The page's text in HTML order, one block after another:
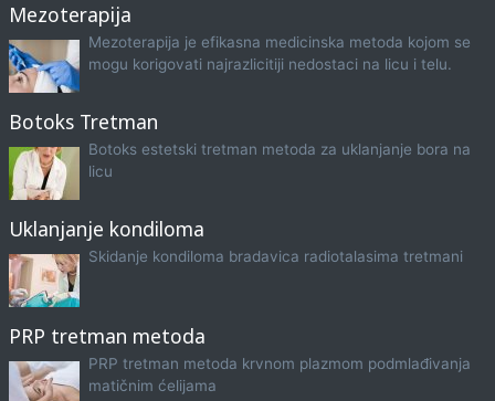
Mezoterapija
Mezoterapija je efikasna medicinska metoda kojom se
mogu korigovati najrazlicitiji nedostaci na licu i telu.
Botoks Tretman
Botoks estetski tretman metoda za uklanjanje bora na
licu
Uklanjanje kondiloma
Skidanje kondiloma bradavica radiotalasima tretmani
PRP tretman metoda
PRP tretman metoda krvnom plazmom podmlađivanja
matičnim ćelijama